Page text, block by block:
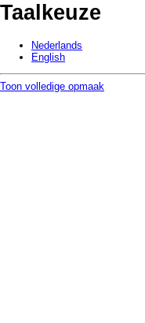
Taalkeuze
Nederlands
English
Toon volledige opmaak